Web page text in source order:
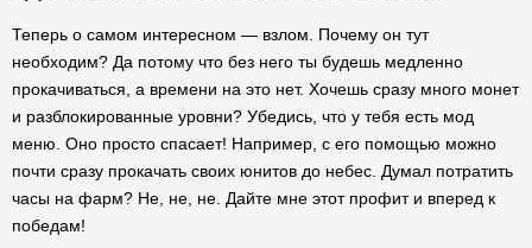
Теперь о самом интересном — взлом. Почему он тут
необходим? Да потому что без него ты будешь медленно
прокачиваться, а времени на это нет. Хочешь сразу много монет
и разблокированные уровни? Убедись, что у тебя есть мод
меню. Оно просто спасает! Например, с его помощью можно
почти сразу прокачать своих юнитов до небес. Думал потратить
часы на фарм? Не, не, не. Дайте мне этот профит и вперед к
победам!